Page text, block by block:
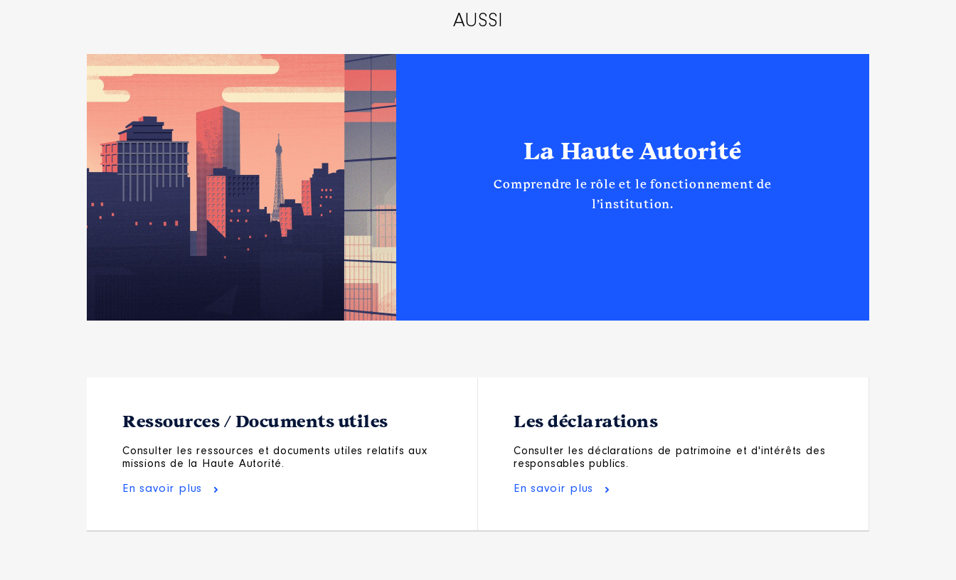
AUSSI
La Haute Autorité
Comprendre le rôle et le fonctionnement de
l’institution.
Ressources / Documents utiles
Consulter les ressources et documents utiles relatifs aux
missions de la Haute Autorité.
En savoir plus
Les déclarations
Consulter les déclarations de patrimoine et d'intérêts des
responsables publics.
En savoir plus